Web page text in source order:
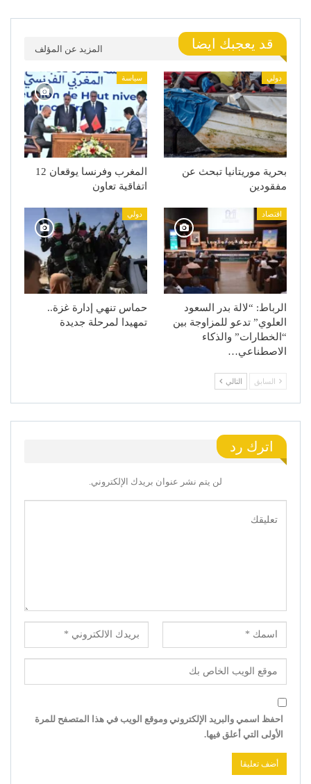
قد يعجبك ايضا المزيد عن المؤلف
دولي
بحرية موريتانيا تبحث عن
مفقودين
سياسة
المغرب وفرنسا يوقعان 12
اتفاقية تعاون
اقتصاد
الرباط: “لالة بدر السعود
العلوي” تدعو للمزاوجة بين
“الخطارات” والذكاء
الاصطناعي…
دولي
حماس تنهي إدارة غزة..
تمهيدا لمرحلة جديدة
السابق التالي
اترك رد
لن يتم نشر عنوان بريدك الإلكتروني.
احفظ اسمي والبريد الإلكتروني وموقع الويب في هذا المتصفح للمرة
الأولى التي أعلق فيها.